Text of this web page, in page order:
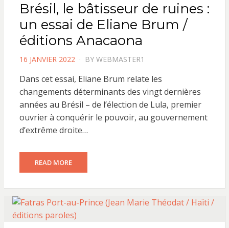
Brésil, le bâtisseur de ruines :
un essai de Eliane Brum /
éditions Anacaona
POSTED
16 JANVIER 2022 BY WEBMASTER1
Dans cet essai, Eliane Brum relate les
changements déterminants des vingt dernières
années au Brésil – de l’élection de Lula, premier
ouvrier à conquérir le pouvoir, au gouvernement
d’extrême droite…
READ MORE